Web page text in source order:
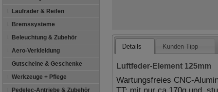
Laufräder & Reifen
Bremssysteme
Beleuchtung & Zubehör
Aero-Verkleidung
Gutscheine & Geschenke
Werkzeuge + Pflege
Pedelec-Antriebe & Zubehör
Details Kunden-Tipp
Luftfeder-Element 125mm
Wartungsfreies CNC-
TT; mit nur ca.170g und